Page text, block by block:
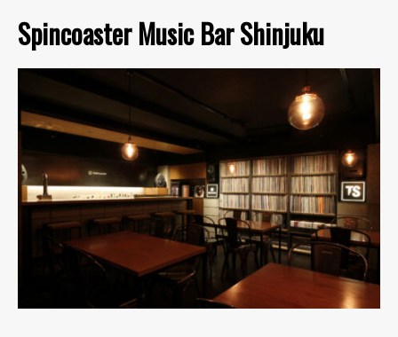
Spincoaster Music Bar Shinjuku